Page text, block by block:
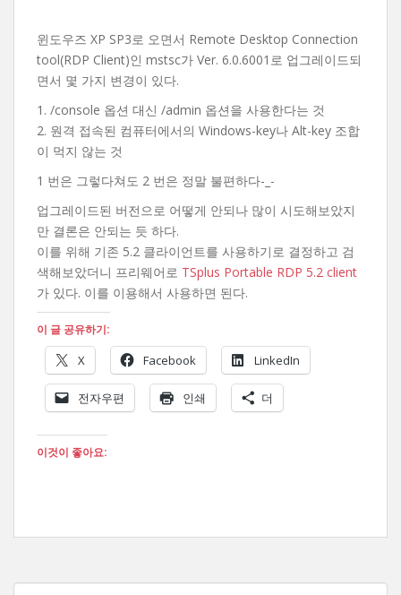
윈도우즈 XP SP3로 오면서 Remote Desktop Connection
tool(RDP Client)인 mstsc가 Ver. 6.0.6001로 업그레이드되
면서 몇 가지 변경이 있다.
1. /console 옵션 대신 /admin 옵션을 사용한다는 것
2. 원격 접속된 컴퓨터에서의 Windows-key나 Alt-key 조합
이 먹지 않는 것
1 번은 그렇다쳐도 2 번은 정말 불편하다-_-
업그레이드된 버전으로 어떻게 안되나 많이 시도해보았지
만 결론은 안되는 듯 하다.
이를 위해 기존 5.2 클라이언트를 사용하기로 결정하고 검
색해보았더니 프리웨어로 TSplus Portable RDP 5.2 client
가 있다. 이를 이용해서 사용하면 된다.
이 글 공유하기:
X Facebook LinkedIn
전자우편 인쇄 더
이것이 좋아요: